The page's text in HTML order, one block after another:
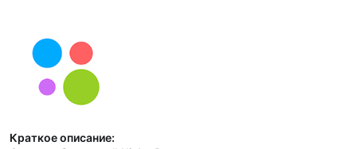
Краткое описание: